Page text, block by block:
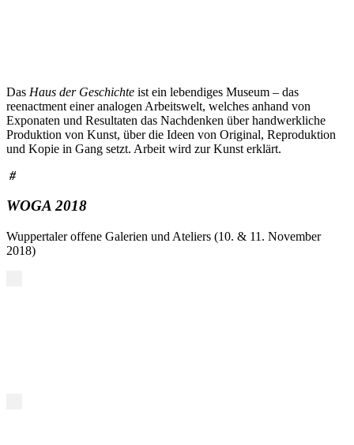
Das Haus der Geschichte ist ein lebendiges Museum – das
reenactment einer analogen Arbeitswelt, welches anhand von
Exponaten und Resultaten das Nachdenken über handwerkliche
Produktion von Kunst, über die Ideen von Original, Reproduktion
und Kopie in Gang setzt. Arbeit wird zur Kunst erklärt.
#
WOGA 2018
Wuppertaler offene Galerien und Ateliers (10. & 11. November
2018)